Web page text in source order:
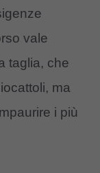
vale
taglia, che
ma
i più